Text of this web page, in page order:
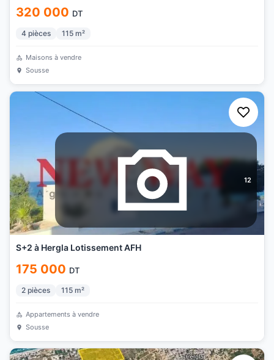
320 000 DT
4 pièces 115 m²
Maisons à vendre
Sousse
12
S+2 à Hergla Lotissement AFH
175 000 DT
2 pièces 115 m²
Appartements à vendre
Sousse